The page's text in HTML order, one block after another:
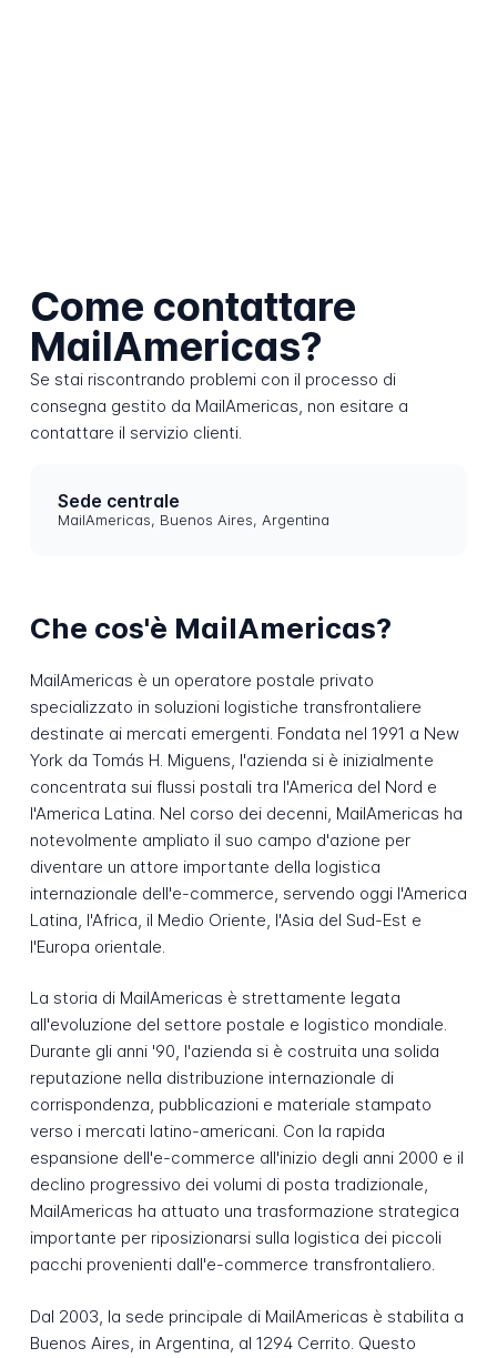
Come contattare
MailAmericas?
Se stai riscontrando problemi con il processo di
consegna gestito da MailAmericas, non esitare a
contattare il servizio clienti.
Sede centrale
MailAmericas, Buenos Aires, Argentina
Che cos'è MailAmericas?
MailAmericas è un operatore postale privato
specializzato in soluzioni logistiche transfrontaliere
destinate ai mercati emergenti. Fondata nel 1991 a New
York da Tomás H. Miguens, l'azienda si è inizialmente
concentrata sui flussi postali tra l'America del Nord e
l'America Latina. Nel corso dei decenni, MailAmericas ha
notevolmente ampliato il suo campo d'azione per
diventare un attore importante della logistica
internazionale dell'e-commerce, servendo oggi l'America
Latina, l'Africa, il Medio Oriente, l'Asia del Sud-Est e
l'Europa orientale.
La storia di MailAmericas è strettamente legata
all'evoluzione del settore postale e logistico mondiale.
Durante gli anni '90, l'azienda si è costruita una solida
reputazione nella distribuzione internazionale di
corrispondenza, pubblicazioni e materiale stampato
verso i mercati latino-americani. Con la rapida
espansione dell'e-commerce all'inizio degli anni 2000 e il
declino progressivo dei volumi di posta tradizionale,
MailAmericas ha attuato una trasformazione strategica
importante per riposizionarsi sulla logistica dei piccoli
pacchi provenienti dall'e-commerce transfrontaliero.
Dal 2003, la sede principale di MailAmericas è stabilita a
Buenos Aires, in Argentina, al 1294 Cerrito. Questo